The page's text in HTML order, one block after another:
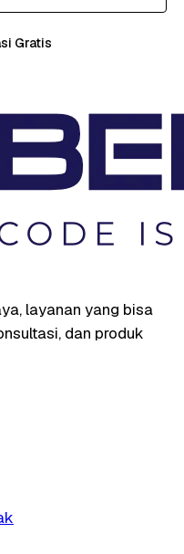
Gratis
layanan yang bisa
dan produk